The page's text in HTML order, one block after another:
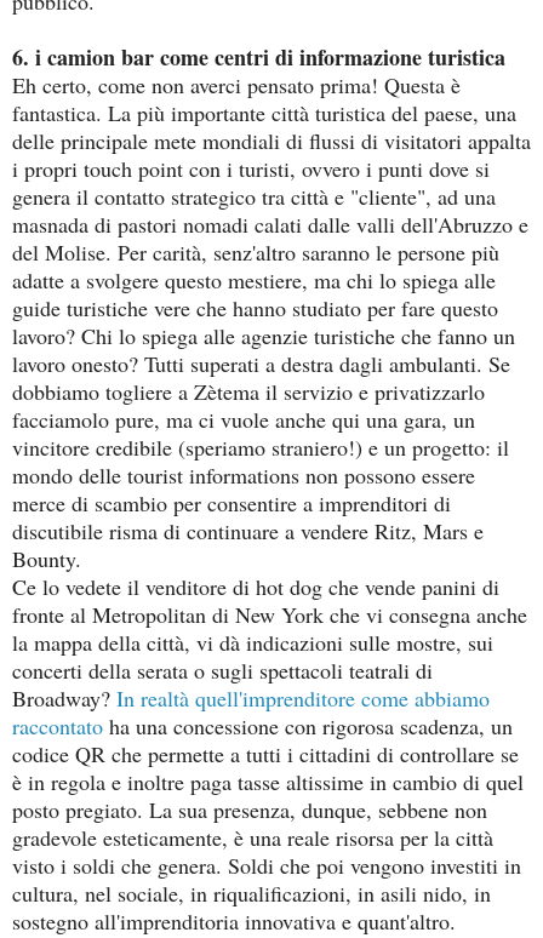
6. i camion bar come centri di informazione turistica
Eh certo, come non averci pensato prima! Questa è
fantastica. La più importante città turistica del paese, una
delle principale mete mondiali di flussi di visitatori appalta
i propri touch point con i turisti, ovvero i punti dove si
genera il contatto strategico tra città e "cliente", ad una
masnada di pastori nomadi calati dalle valli dell'Abruzzo e
del Molise. Per carità, senz'altro saranno le persone più
adatte a svolgere questo mestiere, ma chi lo spiega alle
guide turistiche vere che hanno studiato per fare questo
lavoro? Chi lo spiega alle agenzie turistiche che fanno un
lavoro onesto? Tutti superati a destra dagli ambulanti. Se
dobbiamo togliere a Zètema il servizio e privatizzarlo
facciamolo pure, ma ci vuole anche qui una gara, un
vincitore credibile (speriamo straniero!) e un progetto: il
mondo delle tourist informations non possono essere
merce di scambio per consentire a imprenditori di
discutibile risma di continuare a vendere Ritz, Mars e
Bounty.
Ce lo vedete il venditore di hot dog che vende panini di
fronte al Metropolitan di New York che vi consegna anche
la mappa della città, vi dà indicazioni sulle mostre, sui
concerti della serata o sugli spettacoli teatrali di
Broadway? In realtà quell'imprenditore come abbiamo
raccontato ha una concessione con rigorosa scadenza, un
codice QR che permette a tutti i cittadini di controllare se
è in regola e inoltre paga tasse altissime in cambio di quel
posto pregiato. La sua presenza, dunque, sebbene non
gradevole esteticamente, è una reale risorsa per la città
visto i soldi che genera. Soldi che poi vengono investiti in
cultura, nel sociale, in riqualificazioni, in asili nido, in
sostegno all'imprenditoria innovativa e quant'altro.